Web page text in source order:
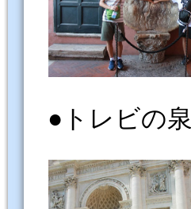
●トレビの泉